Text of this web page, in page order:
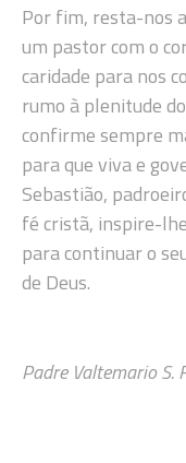
Por fim, resta-nos
um pastor com o
caridade para nos
rumo à plenitude
confirme sempre
para que viva e
Sebastião,
fé cristã, inspire-
para continuar o
de Deus.
Padre Valtemario S.